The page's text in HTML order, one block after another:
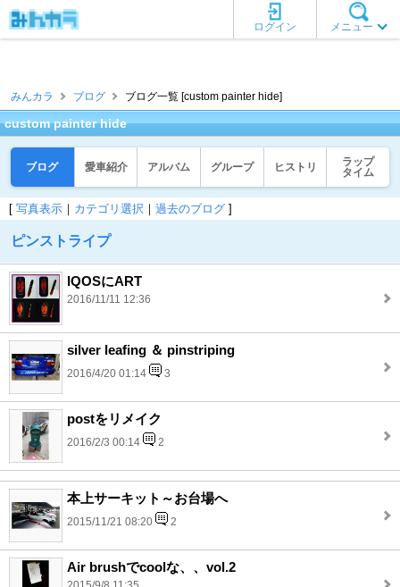
メニュー
ログイン
みんカラ ブログ ブログ一覧 [custom painter hide]
custom painter hide
ブログ 愛車紹介 アルバム グループ ヒストリ
ラップ
タイム
[ 写真表示 ｜ カテゴリ選択 ｜ 過去のブログ ]
ピンストライプ
IQOSにART
2016/11/11 12:36
silver leafing ＆ pinstriping
2016/4/20 01:14 3
postをリメイク
2016/2/3 00:14 2
本上サーキット～お台場へ
2015/11/21 08:20 2
Air brushでcoolな、、vol.2